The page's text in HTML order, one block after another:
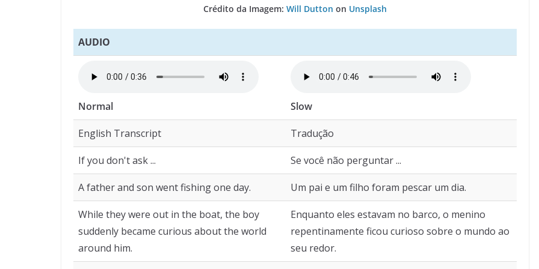
Crédito da Imagem: Will Dutton on Unsplash
AUDIO
Normal Slow
English Transcript Tradução
If you don't ask ... Se você não perguntar ...
A father and son went fishing one day. Um pai e um filho foram pescar um dia.
While they were out in the boat, the boy
suddenly became curious about the world
around him.
Enquanto eles estavam no barco, o menino
repentinamente ficou curioso sobre o mundo ao
seu redor.